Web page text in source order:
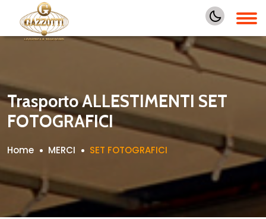
Trasporto ALLESTIMENTI SET
FOTOGRAFICI
Home MERCI SET FOTOGRAFICI